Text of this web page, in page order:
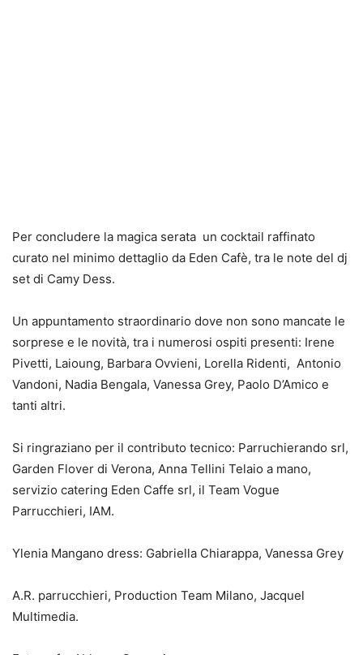
Per concludere la magica serata un cocktail raffinato
curato nel minimo dettaglio da Eden Cafè, tra le note del dj
set di Camy Dess.
Un appuntamento straordinario dove non sono mancate le
sorprese e le novità, tra i numerosi ospiti presenti: Irene
Pivetti, Laioung, Barbara Ovvieni, Lorella Ridenti, Antonio
Vandoni, Nadia Bengala, Vanessa Grey, Paolo D’Amico e
tanti altri.
Si ringraziano per il contributo tecnico: Parruchierando srl,
Garden Flover di Verona, Anna Tellini Telaio a mano,
servizio catering Eden Caffe srl, il Team Vogue
Parrucchieri, IAM.
Ylenia Mangano dress: Gabriella Chiarappa, Vanessa Grey
A.R. parrucchieri, Production Team Milano, Jacquel
Multimedia.